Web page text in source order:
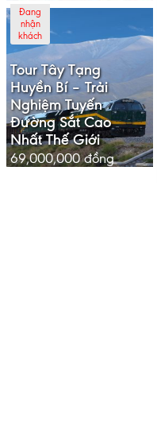
Đang
nhận
khách
Tour Tây Tạng
Huyền Bí – Trải
Nghiệm Tuyến
Đường Sắt Cao
Nhất Thế Giới
69,000,000đồng